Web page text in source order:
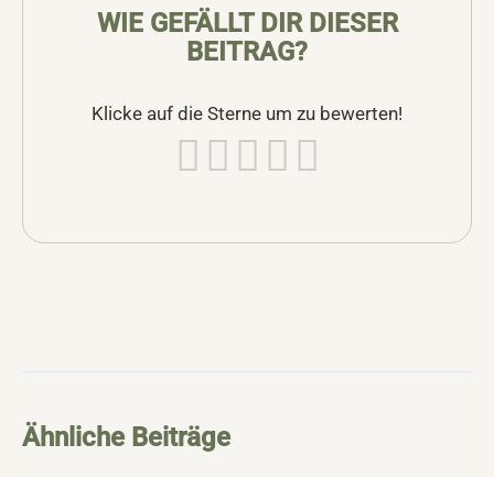
WIE GEFÄLLT DIR DIESER
BEITRAG?
Klicke auf die Sterne um zu bewerten!
Ähnliche Beiträge